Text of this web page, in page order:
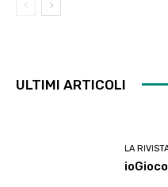
ULTIMI ARTICOLI
LA